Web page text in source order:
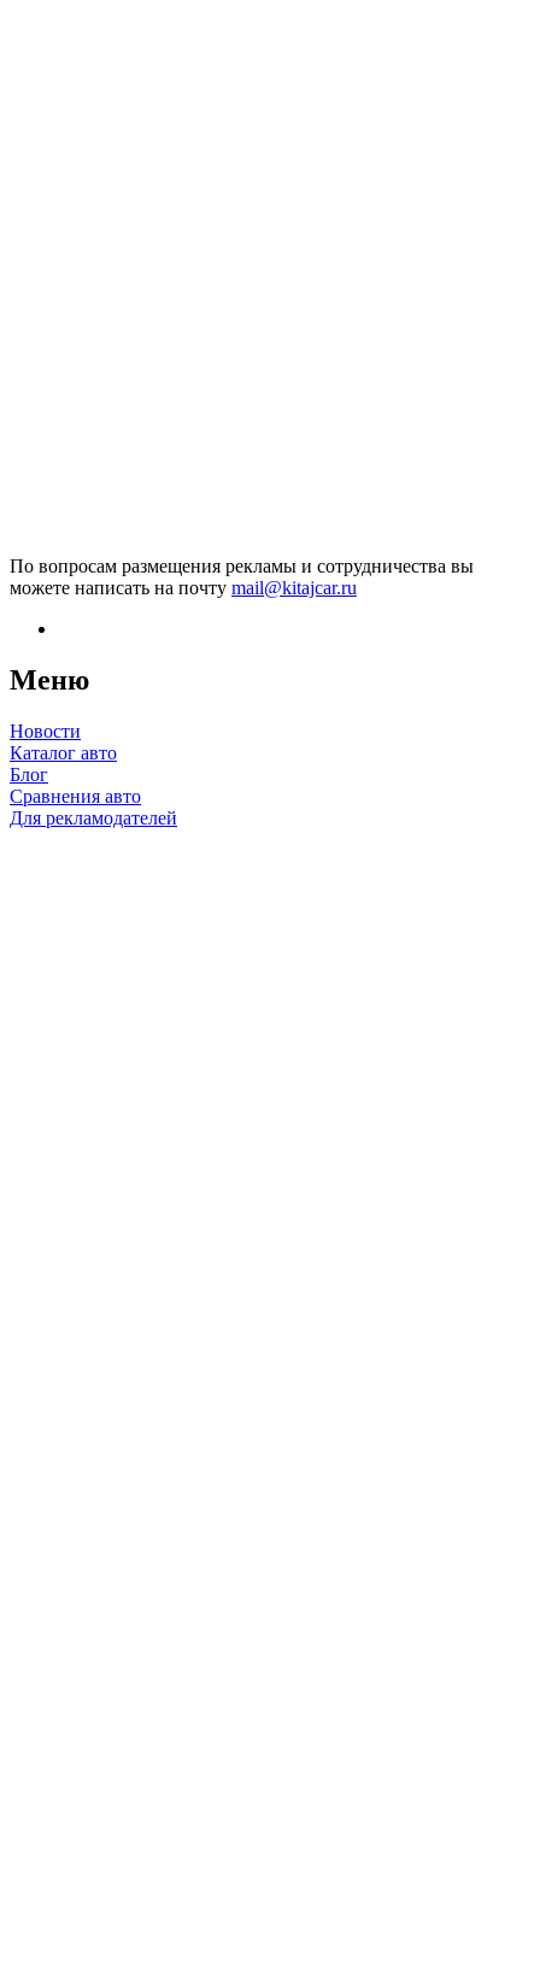
По вопросам размещения рекламы и сотрудничества вы
можете написать на почту mail@kitajcar.ru
Меню
Новости
Каталог авто
Блог
Сравнения авто
Для рекламодателей